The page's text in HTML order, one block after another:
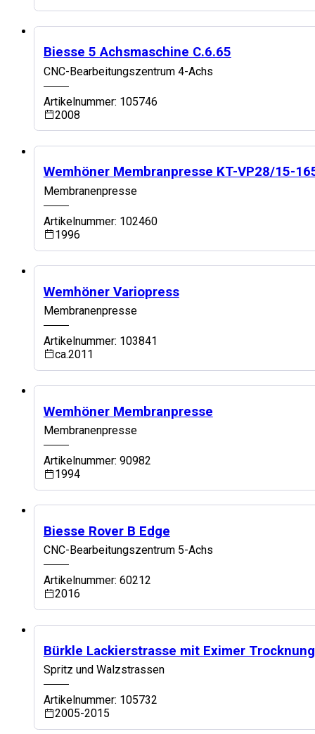
Biesse 5 Achsmaschine C.6.65
Top Maschine
CNC-Bearbeitungszentrum 4-Achs
Artikelnummer: 105746
2008
Wemhöner Membranpresse KT-VP28/15-
Top Maschine
Membranenpresse
Artikelnummer: 102460
1996
Wemhöner Variopress
Top Maschine
Membranenpresse
Artikelnummer: 103841
ca.2011
Wemhöner Membranpresse
Top Maschine
Membranenpresse
Artikelnummer: 90982
1994
Biesse Rover B Edge
Top Maschine
CNC-Bearbeitungszentrum 5-Achs
Artikelnummer: 60212
2016
Bürkle Lackierstrasse mit Eximer Trocknung
Top Maschine
Spritz und Walzstrassen
Artikelnummer: 105732
2005-2015